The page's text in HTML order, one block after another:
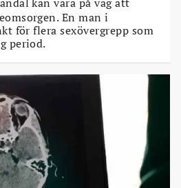
En man i
för flera sexövergrepp som
period.